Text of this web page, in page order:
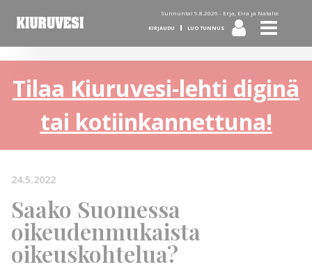
Sunnuntai 9.8.2026 - Erja, Eira ja Natalie
KIRJAUDU LUO TUNNUS
Tilaa Kiuruvesi-lehti diginä
tai kotiinkannettuna!
24.5.2022
Saako Suomessa
oikeudenmukaista
oikeuskohtelua?